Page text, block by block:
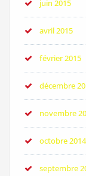
juin 2015
avril 2015
février 2015
décembre
novembre
octobre 2014
septembre